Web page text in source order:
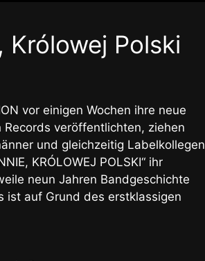
Królowej Polski
vor einigen Wochen ihre neue
Records veröffentlichten, ziehen
und gleichzeitig Labelkollegen
KRÓLOWEJ POLSKI“ ihr
neun Jahren Bandgeschichte
ist auf Grund des erstklassigen